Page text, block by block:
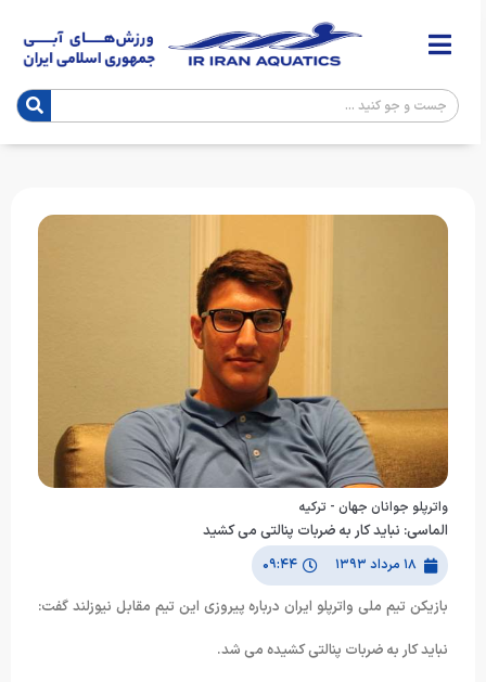
واترپلو جوانان جهان - تركيه
الماسی: نباید کار به ضربات پنالتی می کشید
۱۸ مرداد ۱۳۹۳ ۰۹:۴۴
بازیکن تیم ملی واترپلو ایران درباره پیروزی این تیم مقابل نیوزلند گفت:
نباید کار به ضربات پنالتی کشیده می شد.